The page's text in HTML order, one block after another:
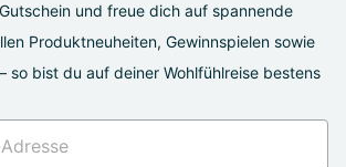
und freue dich auf spannende
Produktneuheiten, Gewinnspielen sowie
so bist du auf deiner Wohlfühlreise bestens